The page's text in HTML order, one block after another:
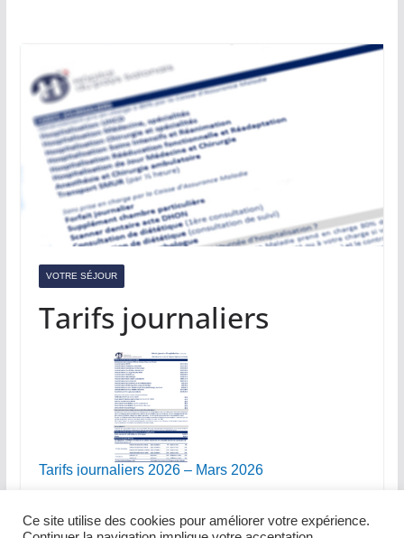
VOTRE SÉJOUR
Tarifs journaliers
Tarifs journaliers 2026 – Mars 2026
Ce site utilise des cookies pour améliorer votre expérience.